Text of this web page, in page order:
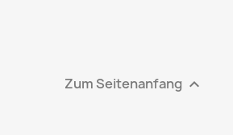
Zum Seitenanfang 